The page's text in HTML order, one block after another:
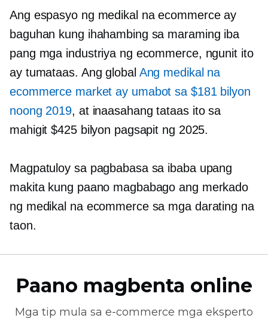
Ang espasyo ng medikal na ecommerce ay
baguhan kung ihahambing sa maraming iba
pang mga industriya ng ecommerce, ngunit ito
ay tumataas. Ang global Ang medikal na
ecommerce market ay umabot sa $181 bilyon
noong 2019, at inaasahang tataas ito sa
mahigit $425 bilyon pagsapit ng 2025.
Magpatuloy sa pagbabasa sa ibaba upang
makita kung paano magbabago ang merkado
ng medikal na ecommerce sa mga darating na
taon.
Paano magbenta online
Mga tip mula sa e-commerce mga eksperto